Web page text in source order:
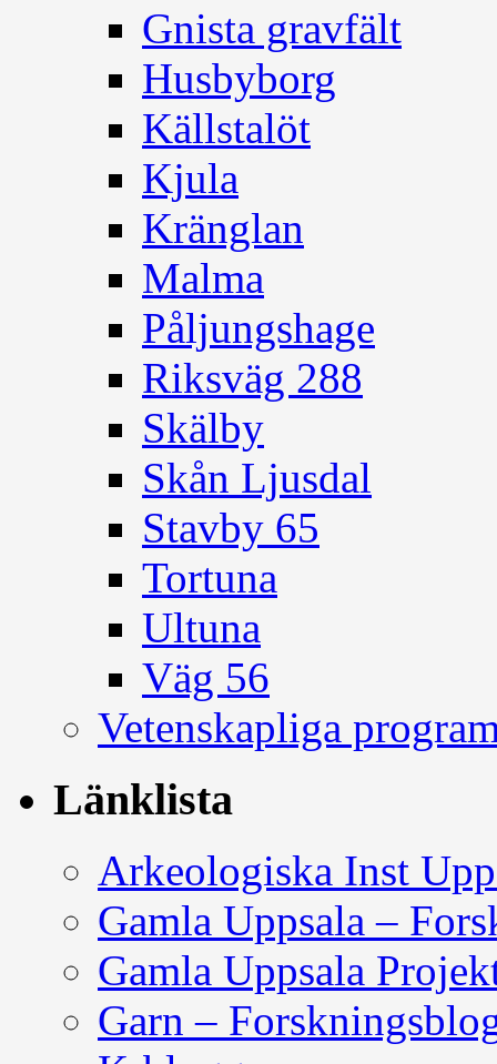
Gnista gravfält
Husbyborg
Källstalöt
Kjula
Kränglan
Malma
Påljungshage
Riksväg 288
Skälby
Skån Ljusdal
Stavby 65
Tortuna
Ultuna
Väg 56
Vetenskapliga
Länklista
Arkeologiska Inst
Gamla Uppsala –
Gamla Uppsala
Garn –